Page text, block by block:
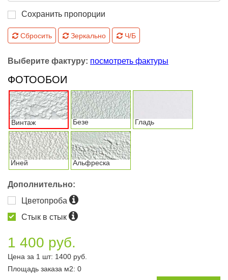
Сохранить пропорции
Сбросить Зеркально Ч/Б
Выберите фактуру: посмотреть фактуры
ФОТООБОИ
Винтаж Безе Гладь
Иней Альфреска
Дополнительно:
Цветопроба
Стык в стык
1 400 руб.
Цена за 1 шт: 1400 руб.
Площадь заказа м2: 0